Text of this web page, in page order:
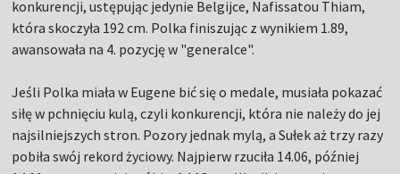
konkurencji, ustępując jedynie Belgijce, Nafissatou Thiam,
która skoczyła 192 cm. Polka finiszując z wynikiem 1.89,
awansowała na 4. pozycję w "generalce".
Jeśli Polka miała w Eugene bić się o medale, musiała pokazać
siłę w pchnięciu kulą, czyli konkurencji, która nie należy do jej
najsilniejszych stron. Pozory jednak mylą, a Sułek aż trzy razy
pobiła swój rekord życiowy. Najpierw rzuciła 14.06, później